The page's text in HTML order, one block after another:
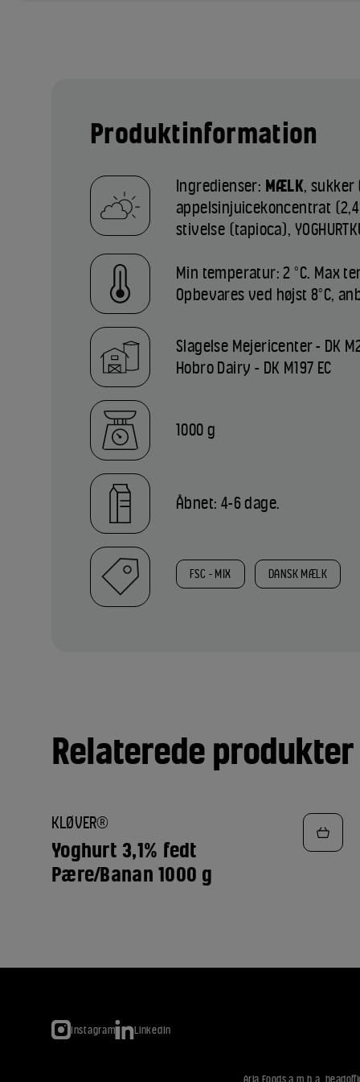
Produktinformation
Ingredienser: MÆLK, sukker
appelsinjuicekoncentrat
stivelse (tapioca),
Min temperatur: 2 °C. Max
Opbevares ved højst 8°C,
Slagelse Mejericenter - DK
Hobro Dairy - DK M197 EC
1000 g
Åbnet: 4-6 dage.
FSC - MIX DANSK MÆLK
Relaterede produkter
TILFØJ
TIL
FAVORITTER
KLØVER®
Yoghurt 3,1% fedt
Pære/Banan 1000 g
Instagram LinkedIn
Arla Foods a.m.b.a.